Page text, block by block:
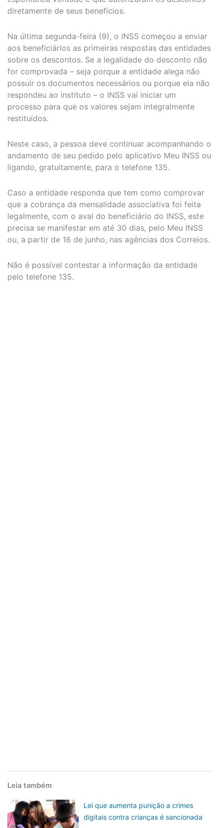
diretamente de seus benefícios.
Na última segunda-feira (9), o INSS começou a enviar
aos beneficiários as primeiras respostas das entidades
sobre os descontos. Se a legalidade do desconto não
for comprovada – seja porque a entidade alega não
possuir os documentos necessários ou porque ela não
respondeu ao instituto – o INSS vai iniciar um
processo para que os valores sejam integralmente
restituídos.
Neste caso, a pessoa deve continuar acompanhando o
andamento de seu pedido pelo aplicativo Meu INSS ou
ligando, gratuitamente, para o telefone 135.
Caso a entidade responda que tem como comprovar
que a cobrança da mensalidade associativa foi feita
legalmente, com o aval do beneficiário do INSS, este
precisa se manifestar em até 30 dias, pelo Meu INSS
ou, a partir de 16 de junho, nas agências dos Correios.
Não é possível contestar a informação da entidade
pelo telefone 135.
Leia também
Lei que aumenta punição a crimes
digitais contra crianças é sancionada